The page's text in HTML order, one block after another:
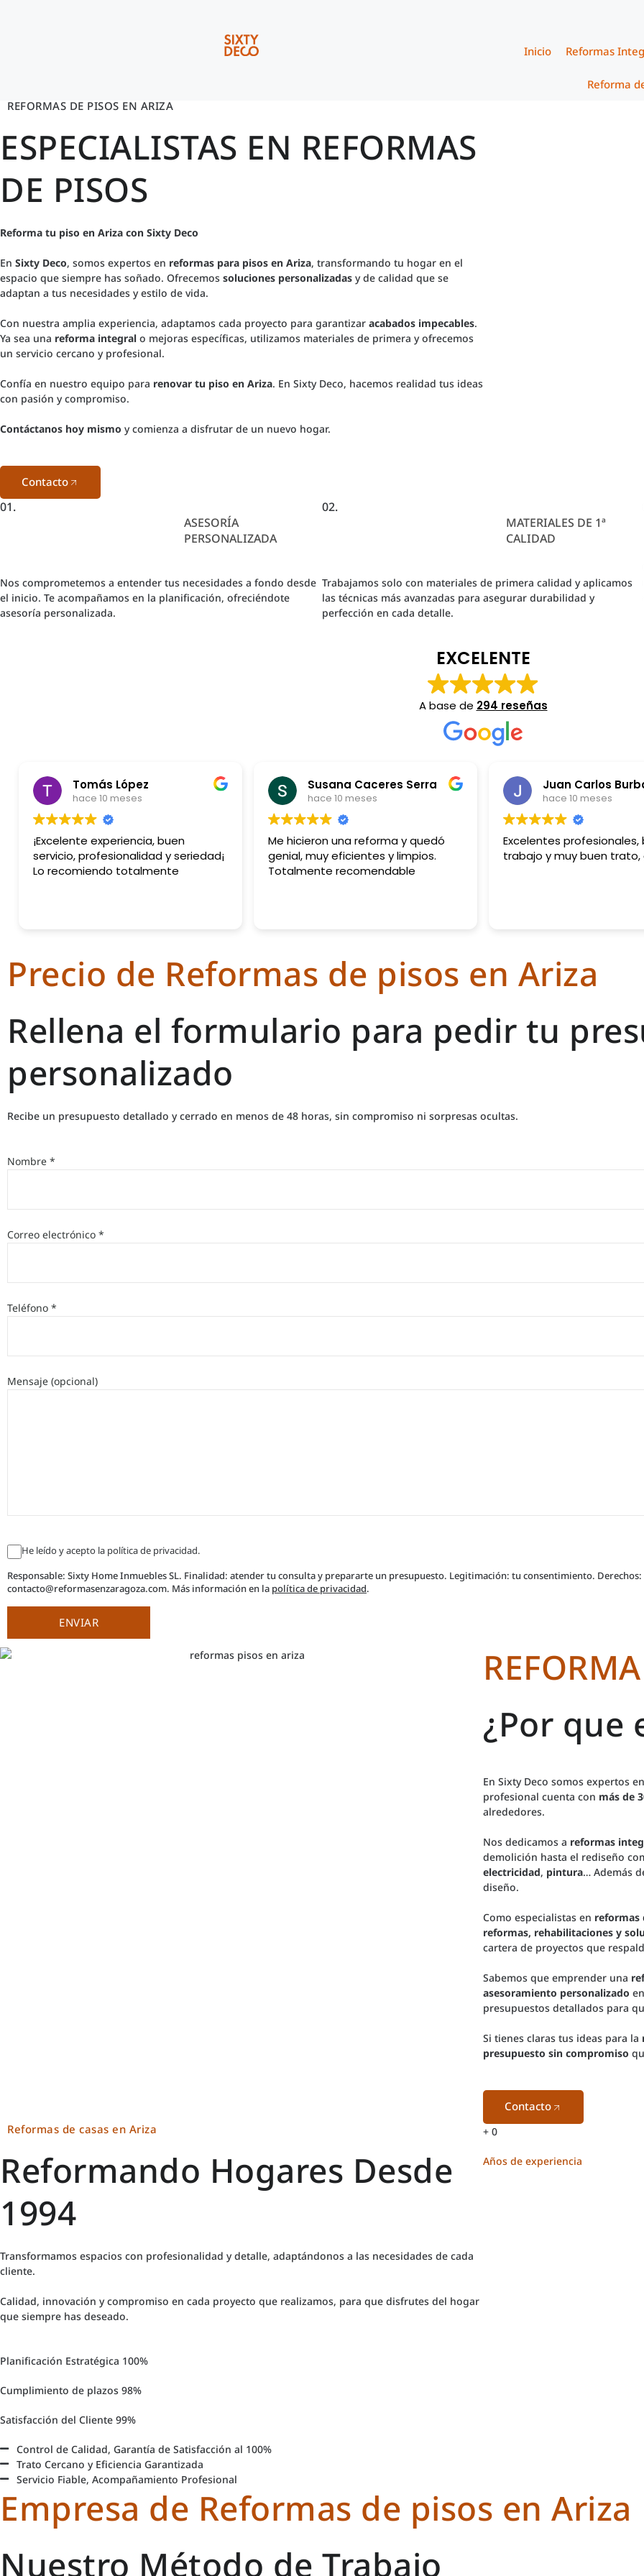
Inicio Reformas
Reforma
REFORMAS DE PISOS EN ARIZA
ESPECIALISTAS EN REFORMAS
DE PISOS
Reforma tu piso en Ariza con Sixty Deco
En Sixty Deco, somos expertos en reformas para pisos en Ariza, transformando tu hogar en el
espacio que siempre has soñado. Ofrecemos soluciones personalizadas y de calidad que se
adaptan a tus necesidades y estilo de vida.
Con nuestra amplia experiencia, adaptamos cada proyecto para garantizar acabados impecables.
Ya sea una reforma integral o mejoras específicas, utilizamos materiales de primera y ofrecemos
un servicio cercano y profesional.
Confía en nuestro equipo para renovar tu piso en Ariza. En Sixty Deco, hacemos realidad tus ideas
con pasión y compromiso.
Contáctanos hoy mismo y comienza a disfrutar de un nuevo hogar.
Contacto
01.
ASESORÍA
PERSONALIZADA
Nos comprometemos a entender tus necesidades a fondo desde
el inicio. Te acompañamos en la planificación, ofreciéndote
asesoría personalizada.
02.
MATERIALES DE 1ª
CALIDAD
Trabajamos solo con materiales de primera calidad y aplicamos
las técnicas más avanzadas para asegurar durabilidad y
perfección en cada detalle.
EXCELENTE
A base de 294 reseñas
Tomás López
hace 10 meses
¡Excelente experiencia, buen
servicio, profesionalidad y seriedad¡
Lo recomiendo totalmente
Susana Caceres Serra
hace 10 meses
Me hicieron una reforma y quedó
genial, muy eficientes y limpios.
Totalmente recomendable
hace 10 meses
Excelentes profesionales,
trabajo y muy buen trato,
Precio de Reformas de pisos en Ariza
Rellena el formulario para pedir tu
personalizado
Recibe un presupuesto detallado y cerrado en menos de 48 horas, sin compromiso ni sorpresas ocultas.
Nombre *
Correo electrónico *
Teléfono *
Mensaje (opcional)
He leído y acepto la política de privacidad.
Responsable: Sixty Home Inmuebles SL. Finalidad: atender tu consulta y prepararte un presupuesto. Legitimación: tu consentimiento.
contacto@reformasenzaragoza.com. Más información en la política de privacidad.
¿Por que
En Sixty Deco somos expertos en
profesional cuenta con más de
alrededores.
Nos dedicamos a reformas
demolición hasta el rediseño
electricidad, pintura… Además
diseño.
Como especialistas en reformas
reformas, rehabilitaciones y
cartera de proyectos que
Sabemos que emprender una
asesoramiento personalizado
presupuestos detallados para
Si tienes claras tus ideas para la
presupuesto sin compromiso
Contacto
Reformas de casas en Ariza
Reformando Hogares Desde
1994
Transformamos espacios con profesionalidad y detalle, adaptándonos a las necesidades de cada
cliente.
Calidad, innovación y compromiso en cada proyecto que realizamos, para que disfrutes del hogar
que siempre has deseado.
Planificación Estratégica 100%
Cumplimiento de plazos 98%
Satisfacción del Cliente 99%
Control de Calidad, Garantía de Satisfacción al 100%
Trato Cercano y Eficiencia Garantizada
Servicio Fiable, Acompañamiento Profesional
+ 30
Años de experiencia
Empresa de Reformas de pisos en Ariza
Nuestro Método de Trabajo